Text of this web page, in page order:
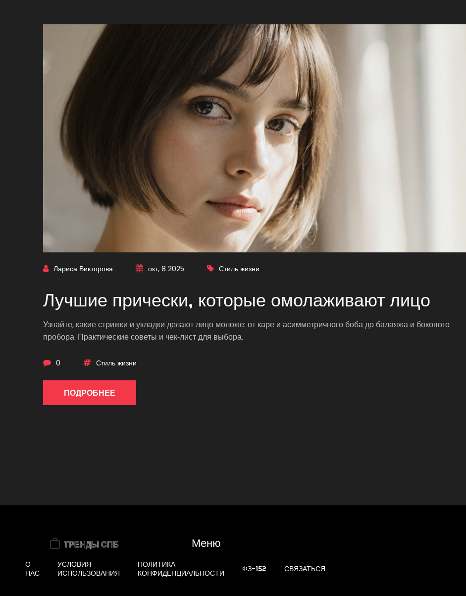
Лариса Викторова окт, 8 2025 Стиль жизни
Лучшие прически, которые омолаживают лицо
Узнайте, какие стрижки и укладки делают лицо моложе: от каре и асимметричного боба до балаяжа и бокового
пробора. Практические советы и чек‑лист для выбора.
0 Стиль жизни
ПОДРОБНЕЕ
Меню
О
НАС
УСЛОВИЯ
ИСПОЛЬЗОВАНИЯ
ПОЛИТИКА
КОНФИДЕНЦИАЛЬНОСТИ
ФЗ-152 СВЯЗАТЬСЯ